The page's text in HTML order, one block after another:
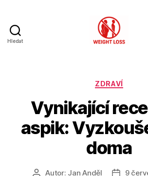
Hledat
Rubriky
ZDRAVÍ
Vynikající
aspik:
doma
AutorAutor: Jan Anděl
Datum
9